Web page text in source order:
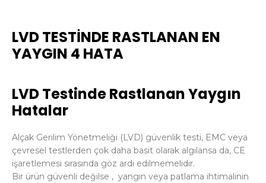
LVD TESTİNDE RASTLANAN EN
YAYGIN 4 HATA
LVD Testinde Rastlanan Yaygın
Hatalar
Alçak Gerilim Yönetmeliği (LVD) güvenlik testi, EMC veya
çevresel testlerden çok daha basit olarak algılansa da, CE
işaretlemesi sırasında göz ardı edilmemelidir.
Bir ürün güvenli değilse , yangın veya patlama ihtimalinin